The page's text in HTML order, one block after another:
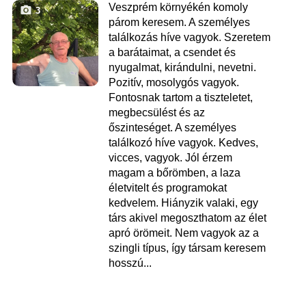
3
Veszprém környékén komoly
párom keresem. A személyes
találkozás híve vagyok. Szeretem
a barátaimat, a csendet és
nyugalmat, kirándulni, nevetni.
Pozitív, mosolygós vagyok.
Fontosnak tartom a tiszteletet,
megbecsülést és az
őszinteséget. A személyes
találkozó híve vagyok. Kedves,
vicces, vagyok. Jól érzem
magam a bőrömben, a laza
életvitelt és programokat
kedvelem. Hiányzik valaki, egy
társ akivel megoszthatom az élet
apró örömeit. Nem vagyok az a
szingli típus, így társam keresem
hosszú...